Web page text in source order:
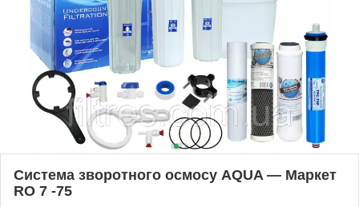
Система зворотного осмосу AQUA — Маркет
RO 7 -75